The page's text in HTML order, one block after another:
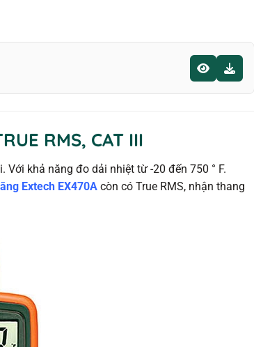
RMS, CAT III
khả năng đo dải nhiệt từ -20 đến 750 ° F.
Extech EX470Acòn có True RMS, nhận thang